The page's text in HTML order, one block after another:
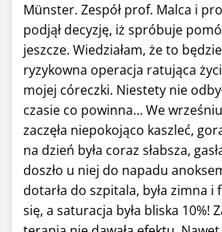
Münster. Zespół prof. Malca i
podjął decyzję, iż spróbuje
jeszcze. Wiedziałam, że to
ryzykowna operacja ratująca
mojej córeczki. Niestety nie
czasie co powinna… We
zaczęła niepokojąco kaszleć,
na dzień była coraz słabsza,
doszło u niej do napadu
dotarła do szpitala, była zimna i
się, a saturacja była bliska 10%!